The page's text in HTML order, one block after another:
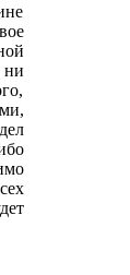
ни